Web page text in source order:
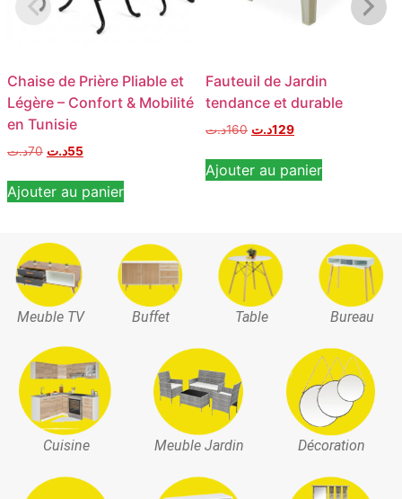
Chaise de Prière Pliable et
Légère – Confort & Mobilité
en Tunisie
70د.ت 55د.ت
Ajouter au panier
Fauteuil de Jardin
tendance et durable
160د.ت 129د.ت
Ajouter au panier
Meuble TV Buffet Table Bureau
Cuisine Meuble Jardin Décoration